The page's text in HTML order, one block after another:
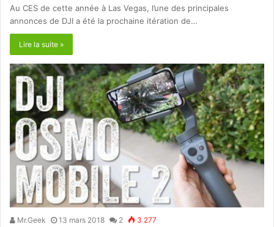
Au CES de cette année à Las Vegas, l’une des principales
annonces de DJI a été la prochaine itération de…
Lire la suite »
Mr.Geek 13 mars 2018 2 3 277